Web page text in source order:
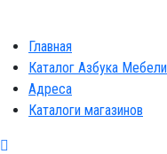
Главная
Каталог Азбука Мебели
Адреса
Каталоги магазинов